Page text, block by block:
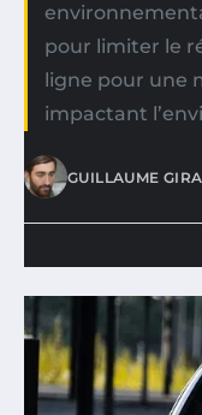
pour limiter le
ligne pour une
impactant
GUILLAUME